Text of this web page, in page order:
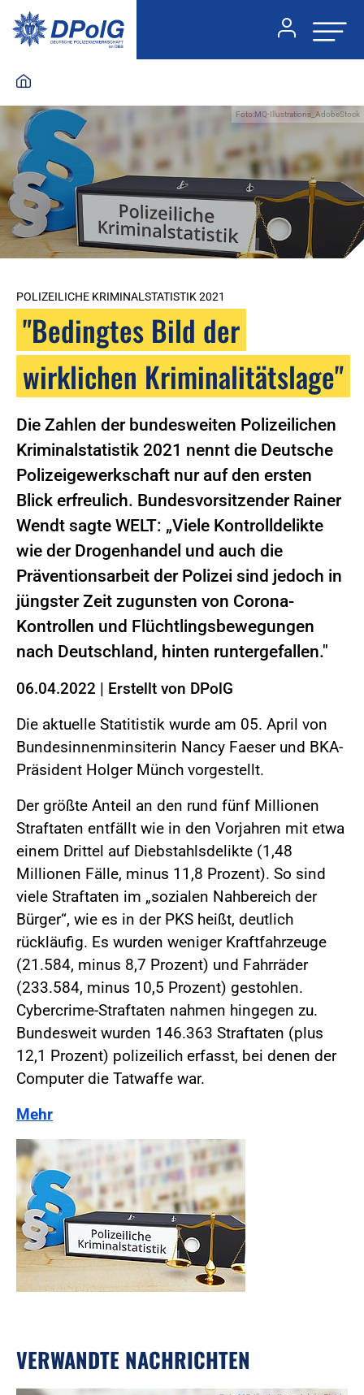
Foto:MQ-Illustrations_AdobeStock
POLIZEILICHE KRIMINALSTATISTIK 2021
"Bedingtes Bild der
wirklichen Kriminalitätslage"
Die Zahlen der bundesweiten Polizeilichen
Kriminalstatistik 2021 nennt die Deutsche
Polizeigewerkschaft nur auf den ersten
Blick erfreulich. Bundesvorsitzender Rainer
Wendt sagte WELT: „Viele Kontrolldelikte
wie der Drogenhandel und auch die
Präventionsarbeit der Polizei sind jedoch in
jüngster Zeit zugunsten von Corona-
Kontrollen und Flüchtlingsbewegungen
nach Deutschland, hinten runtergefallen."
06.04.2022 | Erstellt von DPolG
Die aktuelle Statitistik wurde am 05. April von
Bundesinnenminsiterin Nancy Faeser und BKA-
Präsident Holger Münch vorgestellt.
Der größte Anteil an den rund fünf Millionen
Straftaten entfällt wie in den Vorjahren mit etwa
einem Drittel auf Diebstahlsdelikte (1,48
Millionen Fälle, minus 11,8 Prozent). So sind
viele Straftaten im „sozialen Nahbereich der
Bürger“, wie es in der PKS heißt, deutlich
rückläufig. Es wurden weniger Kraftfahrzeuge
(21.584, minus 8,7 Prozent) und Fahrräder
(233.584, minus 10,5 Prozent) gestohlen.
Cybercrime-Straftaten nahmen hingegen zu.
Bundesweit wurden 146.363 Straftaten (plus
12,1 Prozent) polizeilich erfasst, bei denen der
Computer die Tatwaffe war.
Mehr
VERWANDTE NACHRICHTEN